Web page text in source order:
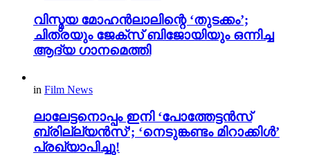
വിസ്മയ മോഹൻലാലിന്റെ ‘തുടക്കം’;
ചിത്രയും ജേക്സ് ബിജോയിയും ഒന്നിച്ച
ആദ്യ ഗാനമെത്തി
in Film News
ലാലേട്ടനൊപ്പം ഇനി ‘പോത്തേട്ടൻസ്
ബ്രില്ല്യൻസ്’; ‘നെടുങ്കണ്ടം മിറാക്കിൾ’
പ്രഖ്യാപിച്ചു!